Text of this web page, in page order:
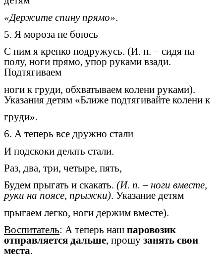
«Держите спину прямо».
5. Я мороза не боюсь
С ним я крепко подружусь. (И. п. – сидя на
полу, ноги прямо, упор руками взади.
Подтягиваем
ноги к груди, обхватываем колени руками).
Указания детям «Ближе подтягивайте колени к
груди».
6. А теперь все дружно стали
И подскоки делать стали.
Раз, два, три, четыре, пять,
Будем прыгать и скакать. (И. п. – ноги вместе,
руки на поясе, прыжки). Указание детям
прыгаем легко, ноги держим вместе).
Воспитатель: А теперь наш паровозик
отправляется дальше, прошу занять свои
места.